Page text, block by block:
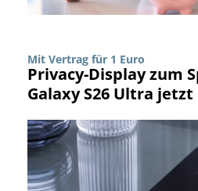
Mit Vertrag für 1 Euro
Privacy-Display zum
Galaxy S26 Ultra